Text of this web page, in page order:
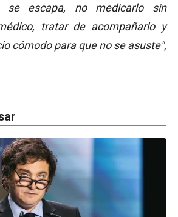
se escapa, no medicarlo sin
tratar de acompañarlo y
cómodo para que no se asuste",